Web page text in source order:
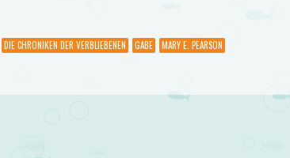
DIE CHRONIKEN DER VERBLIEBENEN GABE
MARY E. PEARSON